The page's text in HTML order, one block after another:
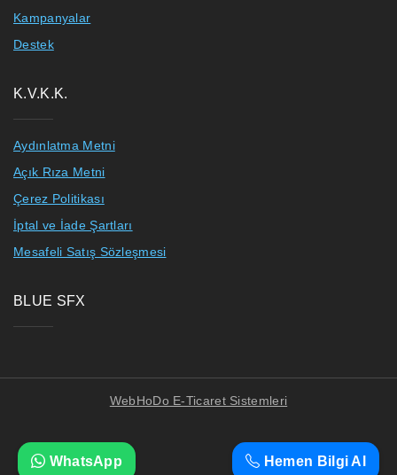
Kampanyalar
Destek
K.V.K.K.
Aydınlatma Metni
Açık Rıza Metni
Çerez Politikası
İptal ve İade Şartları
Mesafeli Satış Sözleşmesi
BLUE SFX
WebHoDo E-Ticaret Sistemleri
Hemen Bilgi Al
WhatsApp